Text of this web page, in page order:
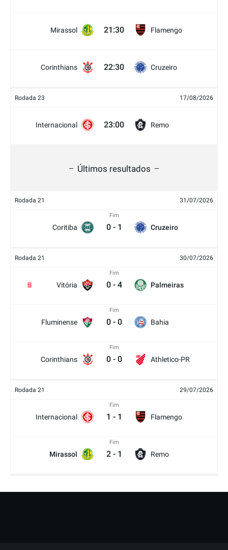
Mirassol 21:30 Flamengo
Corinthians 22:30 Cruzeiro
Rodada 23 17/08/2026
Internacional 23:00 Remo
Últimos resultados
Rodada 21 31/07/2026
Coritiba
Fim
0 - 1 Cruzeiro
Rodada 21 30/07/2026
Vitória
2
Fim
0 - 4 Palmeiras
Fluminense
Fim
0 - 0 Bahia
Corinthians
Fim
0 - 0 Athletico-PR
Rodada 21 29/07/2026
Internacional
Fim
1 - 1 Flamengo
Mirassol
Fim
2 - 1 Remo